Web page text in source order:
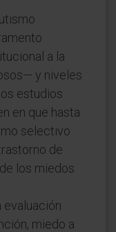
a la
y niveles
estudios
en que hasta
selectivo
de
los miedos
evaluación
miedo a